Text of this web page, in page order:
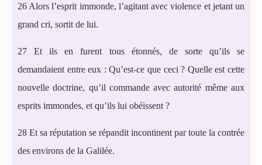
26 Alors l’esprit immonde, l’agitant avec violence et jetant un
grand cri, sortit de lui.
27 Et ils en furent tous étonnés, de sorte qu’ils se
demandaient entre eux : Qu’est-ce que ceci ? Quelle est cette
nouvelle doctrine, qu’il commande avec autorité même aux
esprits immondes, et qu’ils lui obéissent ?
28 Et sa réputation se répandit incontinent par toute la contrée
des environs de la Galilée.